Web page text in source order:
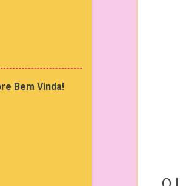
Bem Vinda!